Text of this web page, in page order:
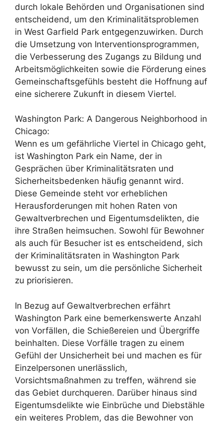
durch lokale Behörden und Organisationen sind
entscheidend, um den Kriminalitätsproblemen
in West Garfield Park entgegenzuwirken. Durch
die Umsetzung von Interventionsprogrammen,
die Verbesserung des Zugangs zu Bildung und
Arbeitsmöglichkeiten sowie die Förderung eines
Gemeinschaftsgefühls besteht die Hoffnung auf
eine sicherere Zukunft in diesem Viertel.
Washington Park: A Dangerous Neighborhood in
Chicago:
Wenn es um gefährliche Viertel in Chicago geht,
ist Washington Park ein Name, der in
Gesprächen über Kriminalitätsraten und
Sicherheitsbedenken häufig genannt wird.
Diese Gemeinde steht vor erheblichen
Herausforderungen mit hohen Raten von
Gewaltverbrechen und Eigentumsdelikten, die
ihre Straßen heimsuchen. Sowohl für Bewohner
als auch für Besucher ist es entscheidend, sich
der Kriminalitätsraten in Washington Park
bewusst zu sein, um die persönliche Sicherheit
zu priorisieren.
In Bezug auf Gewaltverbrechen erfährt
Washington Park eine bemerkenswerte Anzahl
von Vorfällen, die Schießereien und Übergriffe
beinhalten. Diese Vorfälle tragen zu einem
Gefühl der Unsicherheit bei und machen es für
Einzelpersonen unerlässlich,
Vorsichtsmaßnahmen zu treffen, während sie
das Gebiet durchqueren. Darüber hinaus sind
Eigentumsdelikte wie Einbrüche und Diebstähle
ein weiteres Problem, das die Bewohner von